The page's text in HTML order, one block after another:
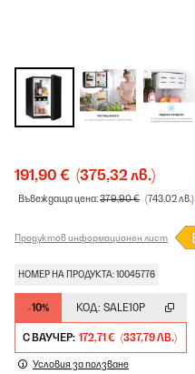
191,90 € (375,32 лв.)
Въвеждаща цена:379,90 € (743,02 лв.)
Продуктов информационен лист
НОМЕР НА ПРОДУКТА: 10045776
-10% КОД: SALE10P
С ВАУЧЕР: 172,71 € (337,79 ЛВ.)
Условия за ползване